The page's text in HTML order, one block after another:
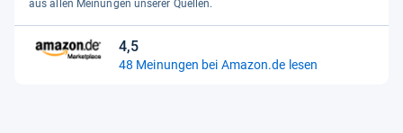
Sternen
aus allen Meinungen unserer Quellen.
4,5
4,5
von
48 Meinungen bei Amazon.de lesen